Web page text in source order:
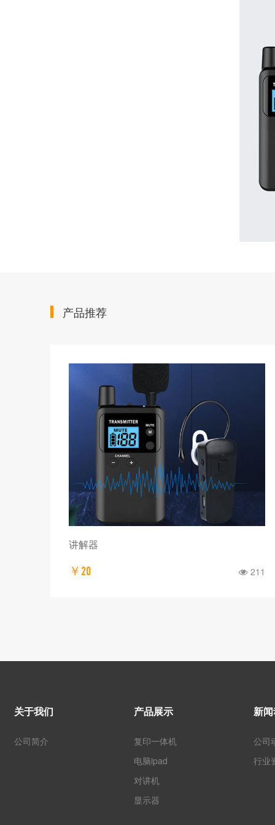
产品推荐
讲解器
￥20 211
关于我们
公司简介
产品展示
复印一体机
电脑ipad
对讲机
显示器
新
公司
行业